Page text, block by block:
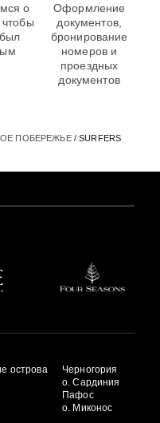
о
чтобы
Оформление
документов,
бронирование
номеров и
проездных
документов
ПОБЕРЕЖЬЕ/ SURFERS
острова
Черногория
о. Сардиния
Пафос
о. Миконос